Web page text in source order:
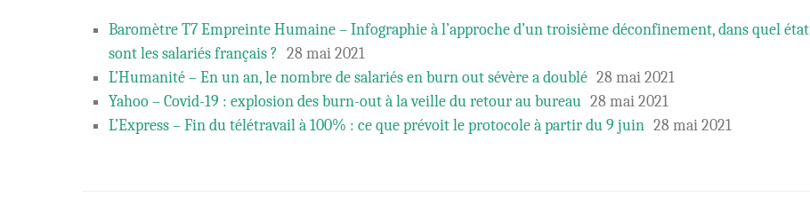
Baromètre T7 Empreinte Humaine – Infographie à l’approche d’un troisième déconfinement, dans quel état
sont les salariés français ? 28 mai 2021
L’Humanité – En un an, le nombre de salariés en burn out sévère a doublé 28 mai 2021
Yahoo – Covid-19 : explosion des burn-out à la veille du retour au bureau 28 mai 2021
L’Express – Fin du télétravail à 100% : ce que prévoit le protocole à partir du 9 juin 28 mai 2021